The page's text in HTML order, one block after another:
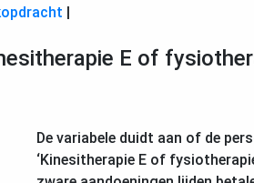
|
E of
De variabele duidt aan of de
‘Kinesitherapie E of